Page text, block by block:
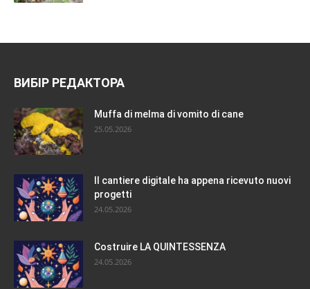
ВИБІР РЕДАКТОРА
Muffa di melma di vomito di cane
25.05.2026
Il cantiere digitale ha appena ricevuto nuovi
progetti
24.05.2026
Costruire LA QUINTESSENZA
24.05.2026